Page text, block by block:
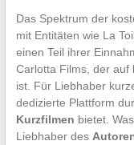
Das Spektrum der
mit Entitäten wie La
einen Teil ihrer
Carlotta Films, der auf
ist. Für Liebhaber
dedizierte Plattform
Kurzfilmen bietet.
Liebhaber des